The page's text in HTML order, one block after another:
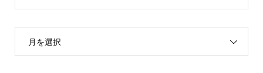
月を選択